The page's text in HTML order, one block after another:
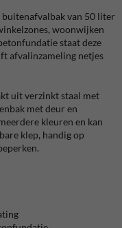
buitenafvalbak van 50 liter
woonwijken
staat deze
afvalinzameling netjes
uit verzinkt staal met
met deur en
kleuren en kan
klep, handig op